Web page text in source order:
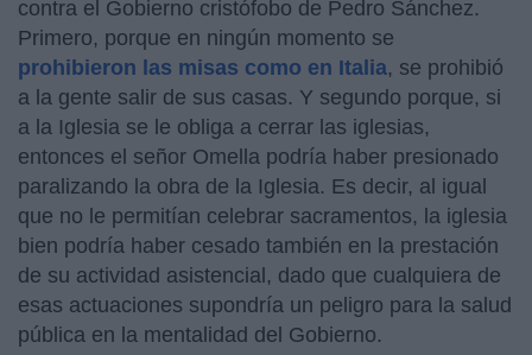
contra el Gobierno cristófobo de Pedro Sánchez.
Primero, porque en ningún momento se
prohibieron las misas como en Italia, se prohibió
a la gente salir de sus casas. Y segundo porque, si
a la Iglesia se le obliga a cerrar las iglesias,
entonces el señor Omella podría haber presionado
paralizando la obra de la Iglesia. Es decir, al igual
que no le permitían celebrar sacramentos, la iglesia
bien podría haber cesado también en la prestación
de su actividad asistencial, dado que cualquiera de
esas actuaciones supondría un peligro para la salud
pública en la mentalidad del Gobierno.